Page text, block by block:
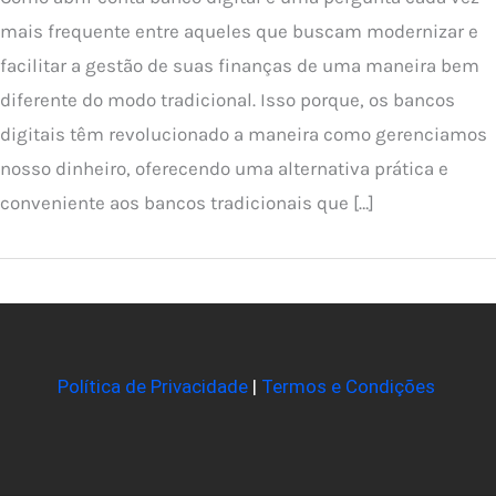
mais frequente entre aqueles que buscam modernizar e
facilitar a gestão de suas finanças de uma maneira bem
diferente do modo tradicional. Isso porque, os bancos
digitais têm revolucionado a maneira como gerenciamos
nosso dinheiro, oferecendo uma alternativa prática e
conveniente aos bancos tradicionais que […]
Política de Privacidade| Termos e Condições